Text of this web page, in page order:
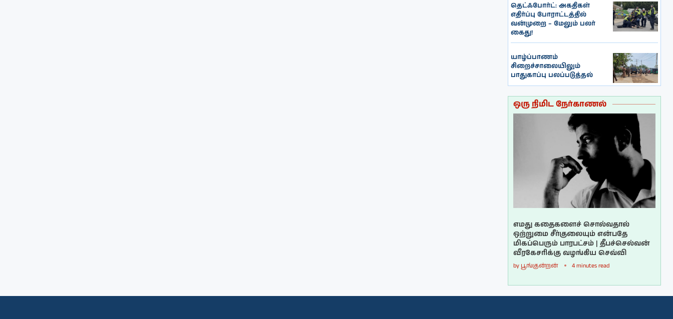
தெட்ஃபோர்ட்: அகதிகள்
எதிர்ப்பு போராட்டத்தில்
வன்முறை – மேலும் பலர்
கைது!
யாழ்ப்பாணம்
சிறைச்சாலையிலும்
பாதுகாப்பு பலப்படுத்தல்
ஒரு நிமிட நேர்காணல்
எமது கதைகளைச் சொல்வதால்
ஒற்றுமை சீர்குலையும் என்பதே
மிகப்பெரும் பாரபட்சம் | தீபச்செல்வன்
வீரகேசரிக்கு வழங்கிய செவ்வி
by பூங்குன்றன் 4 minutes read